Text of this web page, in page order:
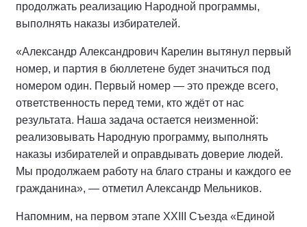
продолжать реализацию Народной программы,
выполнять наказы избирателей.
«Александр Александрович Карелин вытянул первый
номер, и партия в бюллетене будет значиться под
номером один. Первый номер — это прежде всего,
ответственность перед теми, кто ждёт от нас
результата. Наша задача остается неизменной:
реализовывать Народную программу, выполнять
наказы избирателей и оправдывать доверие людей.
Мы продолжаем работу на благо страны и каждого ее
гражданина», — отметил Александр Мельников.
Напомним, на первом этапе XXIII Съезда «Единой